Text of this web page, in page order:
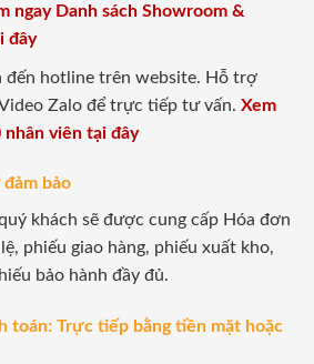
ngay Danh sách Showroom &
đây
đến hotline trên website. Hỗ trợ
Zalo để trực tiếp tư vấn. Xem
nhân viên tại đây
bảo
khách sẽ được cung cấp Hóa đơn
phiếu giao hàng, phiếu xuất kho,
bảo hành đầy đủ.
toán: Trực tiếp bằng tiền mặt hoặc